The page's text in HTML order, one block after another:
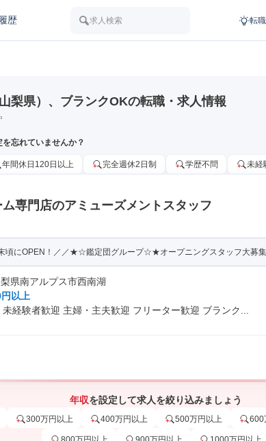
歴 求人検索 転
梨県）、ブランクOKの転職・求人情報
忘れていませんか？
年間休日120日以上 完全週休2日制 学歴不問 未経
専門店のアミューズメントスタッフ
頃にOPEN！／／★☆鑑定団グループ☆★オープニングスタッフ大募集
県南アルプス市西南湖
以上
経験者歓迎 主婦・主夫歓迎 フリーター歓迎 ブランク...
年収を設定して求人を絞り込みましょう
300万円以上 400万円以上 500万円以上 600